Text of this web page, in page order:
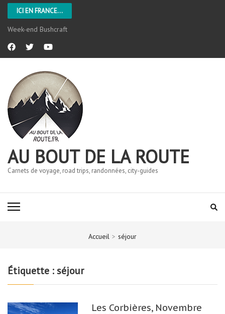
ICI EN FRANCE...
Week-end Bushcraft
AU BOUT DE LA ROUTE
Carnets de voyage, road trips, randonnées, city-guides
Accueil > séjour
Étiquette :séjour
Les Corbières, Novembre